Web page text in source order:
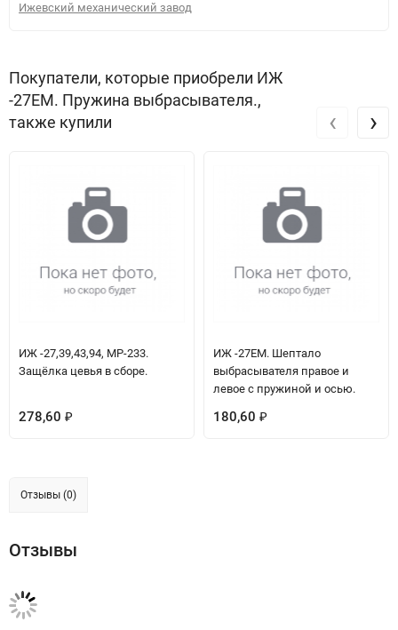
Ижевский механический завод
Покупатели, которые приобрели ИЖ
-27ЕМ. Пружина выбрасывателя.,
также купили
ИЖ -27,39,43,94, МР-233.
Защёлка цевья в сборе.
278,60 ₽
ИЖ -27ЕМ. Шептало
выбрасывателя правое и
левое с пружиной и осью.
180,60 ₽
‹ ›
Отзывы (0)
Отзывы